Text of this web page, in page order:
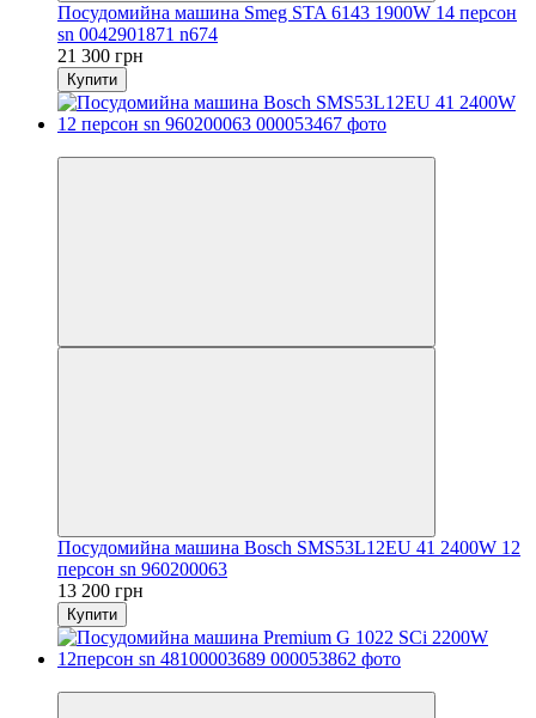
Посудомийна машина Smeg STA 6143 1900W 14 персон
sn 0042901871 n674
21 300 грн
Купити
Посудомийна машина Bosch SMS53L12EU 41 2400W 12
персон sn 960200063
13 200 грн
Купити